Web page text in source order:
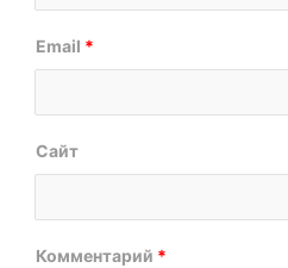
Email *
Сайт
Комментарий *